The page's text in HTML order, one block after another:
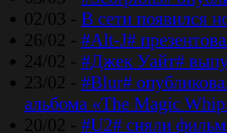
02/03 - В сети появился
26/02 - #Alt-J#
24/02 - #Джек Уайт#
23/02 - #Blur#
альбома «The Magic
20/02 - #U2# сняли